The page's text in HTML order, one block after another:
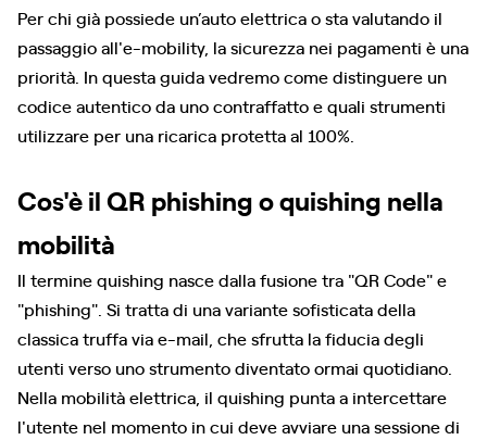
Per chi già possiede un’auto elettrica o sta valutando il
passaggio all'e-mobility, la sicurezza nei pagamenti è una
priorità. In questa guida vedremo come distinguere un
codice autentico da uno contraffatto e quali strumenti
utilizzare per una ricarica protetta al 100%.
Cos'è il QR phishing o quishing nella
mobilità
Il termine quishing nasce dalla fusione tra "QR Code" e
"phishing". Si tratta di una variante sofisticata della
classica truffa via e-mail, che sfrutta la fiducia degli
utenti verso uno strumento diventato ormai quotidiano.
Nella mobilità elettrica, il quishing punta a intercettare
l'utente nel momento in cui deve avviare una sessione di